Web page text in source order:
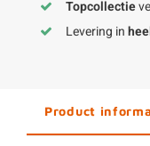
Topcollectie
Levering in
Product